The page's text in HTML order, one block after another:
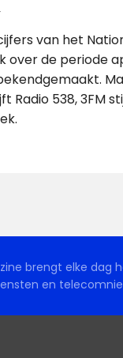
van het
over de periode
Radio 538, 3FM
brengt elke dag
en